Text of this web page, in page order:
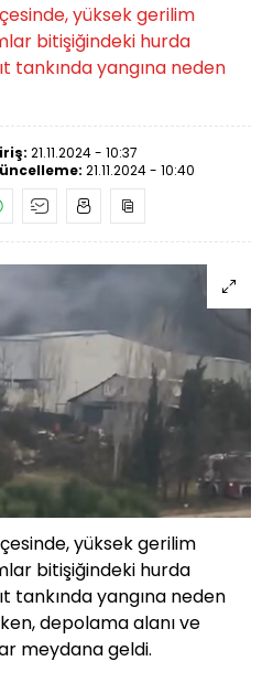
yüksek gerilim
bitişiğindeki hurda
tankında yangına neden
21.11.2024 - 10:37
21.11.2024 - 10:40
yüksek gerilim
bitişiğindeki hurda
tankında yangına neden
depolama alanı ve
meydana geldi.